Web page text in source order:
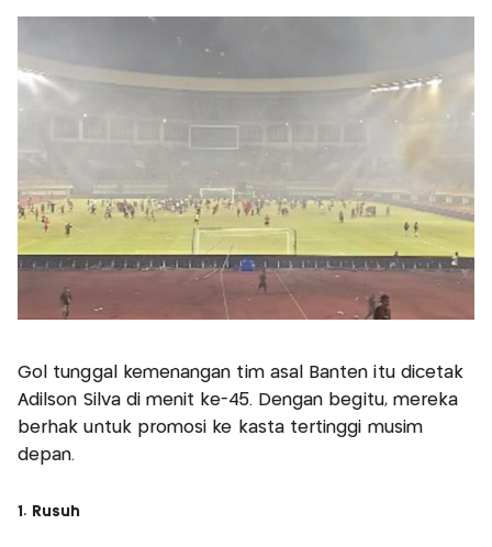
Gol tunggal kemenangan tim asal Banten itu dicetak
Adilson Silva di menit ke-45. Dengan begitu, mereka
berhak untuk promosi ke kasta tertinggi musim
depan.
1. Rusuh